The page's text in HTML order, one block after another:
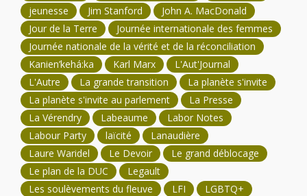
jeunesse
Jim Stanford
John A. MacDonald
Jour de la Terre
Journée internationale des femmes
Journée nationale de la vérité et de la réconciliation
Kanien’kehá:ka
Karl Marx
L'Aut'Journal
L'Autre
La grande transition
La planète s'invite
La planète s'invite au parlement
La Presse
La Vérendry
Labeaume
Labor Notes
Labour Party
laïcité
Lanaudière
Laure Waridel
Le Devoir
Le grand déblocage
Le plan de la DUC
Legault
Les soulèvements du fleuve
LFI
LGBTQ+